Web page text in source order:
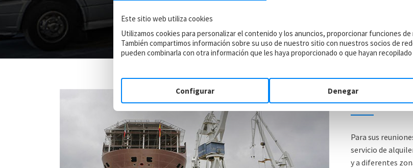
Para sus
servicio de
y a diferentes
Este sitio web utiliza cookies
Utilizamos cookies para personalizar el contenido y los anuncios, proporcionar funciones
También compartimos información sobre su uso de nuestro sitio con nuestros socios de
pueden combinarla con otra información que les haya proporcionado o que hayan
Configurar Denegar